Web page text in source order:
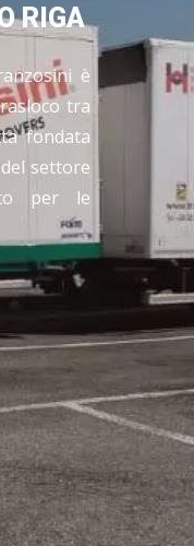
RIGA
è
tra
fondata
settore
per le